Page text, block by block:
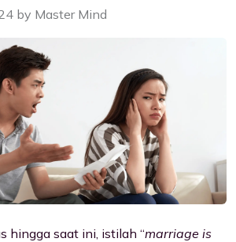
by Master Mind
hingga saat ini, istilah “marriage is